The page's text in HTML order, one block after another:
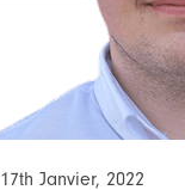
17th Janvier, 2022